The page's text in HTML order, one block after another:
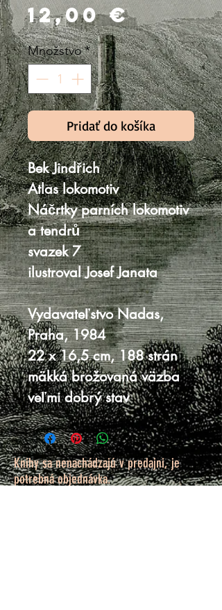
12,00 €Price
Množstvo*
Pridať do košíka
Bek Jindřich
Atlas lokomotiv
Náčrtky parních lokomotiv
a tendrů
svazek 7
ilustroval Josef Janata
Vydavateľstvo Nadas,
Praha, 1984
22 x 16,5 cm, 188 strán
mäkká brožovaná väzba
veľmi dobrý stav
Knihy sa nenachádzajú v predajni, je
potrebná objednávka.